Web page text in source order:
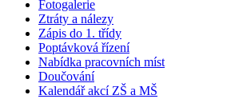
Fotogalerie
Ztráty a nálezy
Zápis do 1. třídy
Poptávková řízení
Nabídka pracovních míst
Doučování
Kalendář akcí ZŠ a MŠ